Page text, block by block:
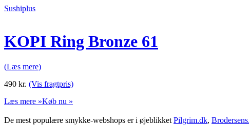
Sushiplus
KOPI Ring Bronze 61
(Læs mere)
490 kr. (Vis fragtpris)
Læs mere »Køb nu »
De mest populære smykke-webshops er i øjeblikket Pilgrim.dk,